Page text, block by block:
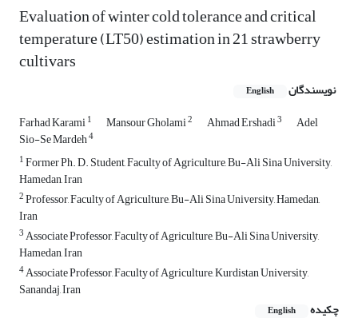
Evaluation of winter cold tolerance and critical
temperature (LT50) estimation in 21 strawberry
cultivars
نویسندگان English
Farhad Karami1 Mansour Gholami2 Ahmad Ershadi3 Adel
Sio-Se Mardeh4
1Former Ph. D. Student, Faculty of Agriculture, Bu-Ali Sina University,
Hamedan, Iran
2Professor, Faculty of Agriculture, Bu-Ali Sina University, Hamedan,
Iran
3Associate Professor, Faculty of Agriculture, Bu-Ali Sina University,
Hamedan, Iran
4Associate Professor, Faculty of Agriculture, Kurdistan University,
Sanandaj, Iran
چکیده
English